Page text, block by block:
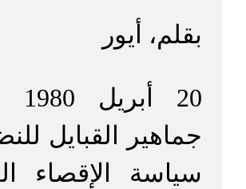
بقلم، أيور
جماهير القبايل
سياسة الإقصاء